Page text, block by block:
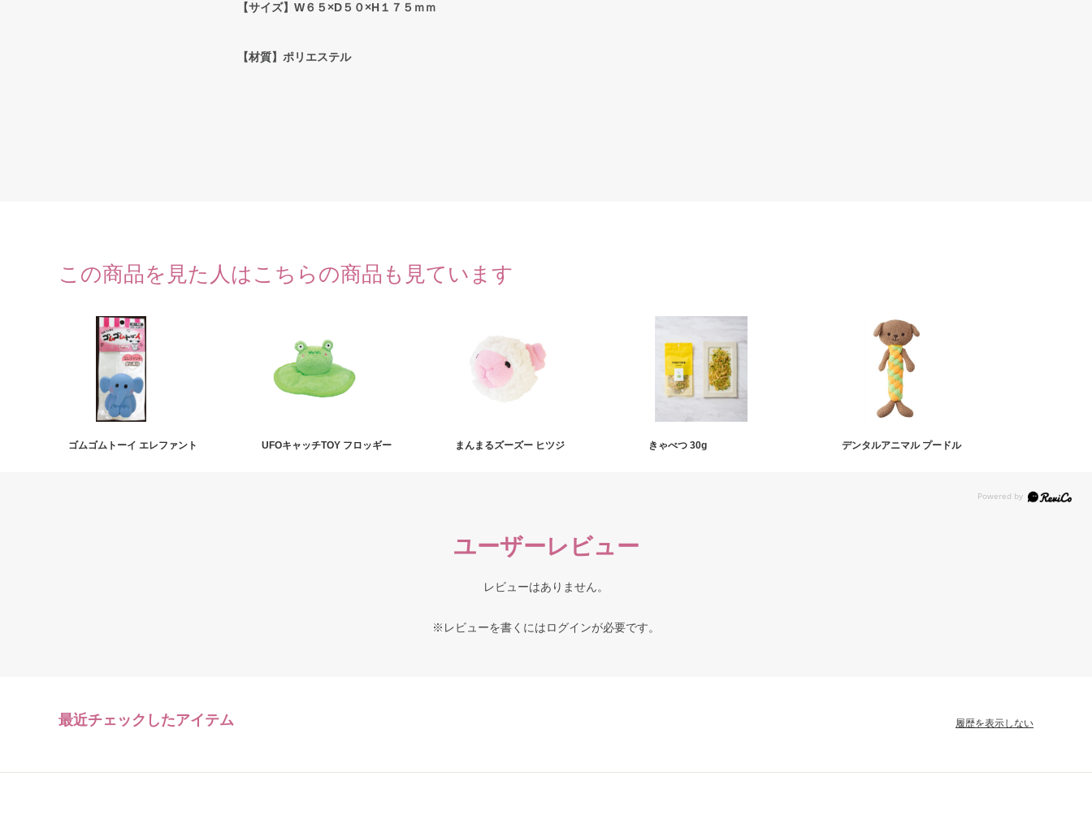
【サイズ】W６５×D５０×H１７５ｍｍ
【材質】ポリエステル
この商品を見た人はこちらの商品も見ています
ゴムゴムトーイ エレファント UFOキャッチTOY フロッギー まんまるズーズー ヒツジ きゃべつ 30g デンタルアニマル プードル
ユーザーレビュー
レビューはありません。
※レビューを書くにはログインが必要です。
最近チェックしたアイテム 履歴を表示しない